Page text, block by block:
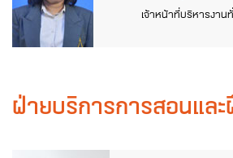
เจ้าหน้าที่บริหารงาน
ฝ่ายบริการการสอนแล